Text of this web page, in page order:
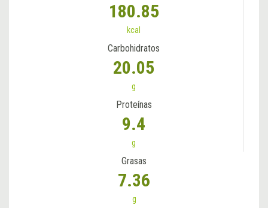
180.85
kcal
Carbohidratos
20.05
g
Proteínas
9.4
g
Grasas
7.36
g